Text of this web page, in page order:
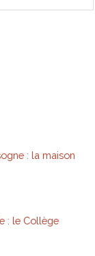
: la maison
: le Collège